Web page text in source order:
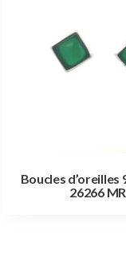
Boucles d’oreilles
26266